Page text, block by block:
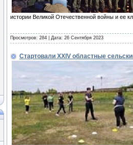
истории Великой Отечественной войны и ее
Просмотров: 284 | Дата: 26 Сентября 2023
Стартовали XXIV областные